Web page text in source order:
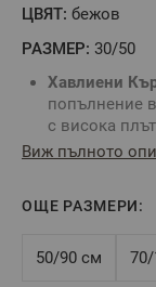
ЦВЯТ: бежов
РАЗМЕР: 30/50
Хавлиени
попълнение
с висока
3 семпли и
Можете да
Баня.
Виж пълното
ОЩЕ РАЗМЕРИ:
50/90 см